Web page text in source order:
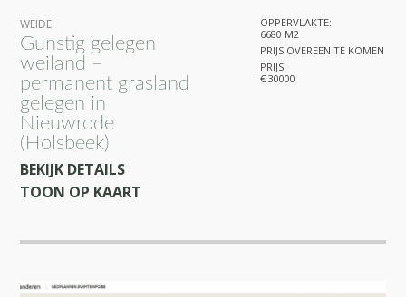
WEIDE
Gunstig gelegen
weiland –
permanent grasland
gelegen in
Nieuwrode
(Holsbeek)
BEKIJK DETAILS
TOON OP KAART
OPPERVLAKTE:
6680 M2
PRIJS OVEREEN TE KOMEN
PRIJS:
€ 30000